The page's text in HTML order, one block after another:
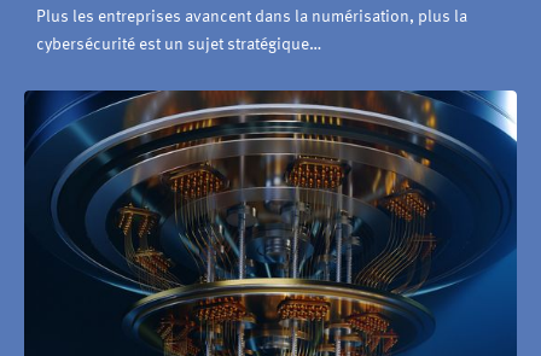
Plus les entreprises avancent dans la numérisation, plus la
cybersécurité est un sujet stratégique…